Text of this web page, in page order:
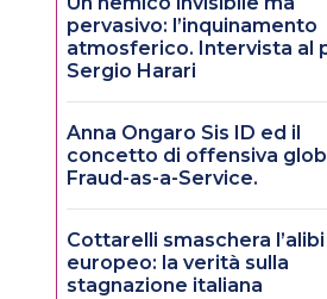
pervasivo: l’inquinamento
atmosferico. Intervista al
Sergio Harari
Anna Ongaro Sis ID ed il
concetto di offensiva
Fraud-as-a-Service.
Cottarelli smaschera l’alibi
europeo: la verità sulla
stagnazione italiana